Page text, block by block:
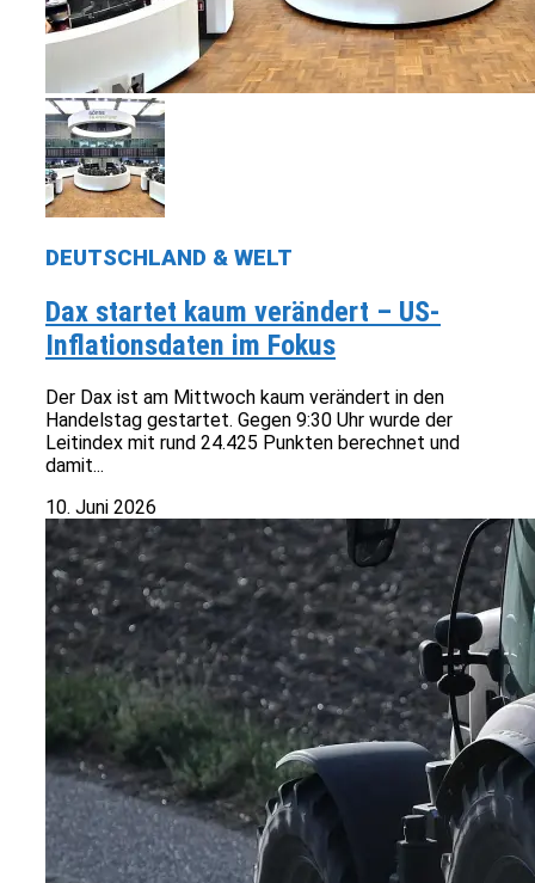
DEUTSCHLAND & WELT
Dax startet kaum verändert – US-
Inflationsdaten im Fokus
Der Dax ist am Mittwoch kaum verändert in den
Handelstag gestartet. Gegen 9:30 Uhr wurde der
Leitindex mit rund 24.425 Punkten berechnet und
damit...
10. Juni 2026